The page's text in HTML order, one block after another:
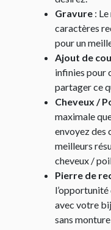
Gravure :
caractères
pour un
Ajout de
infinies pour
partager ce
Cheveux /
maximale
envoyez des
meilleurs
cheveux /
Pierre de
avec votre
sans